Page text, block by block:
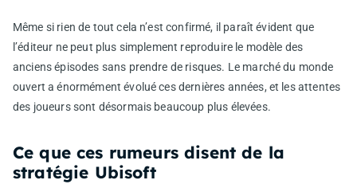
Même si rien de tout cela n’est confirmé, il paraît évident que
l’éditeur ne peut plus simplement reproduire le modèle des
anciens épisodes sans prendre de risques. Le marché du monde
ouvert a énormément évolué ces dernières années, et les attentes
des joueurs sont désormais beaucoup plus élevées.
Ce que ces rumeurs disent de la
stratégie Ubisoft